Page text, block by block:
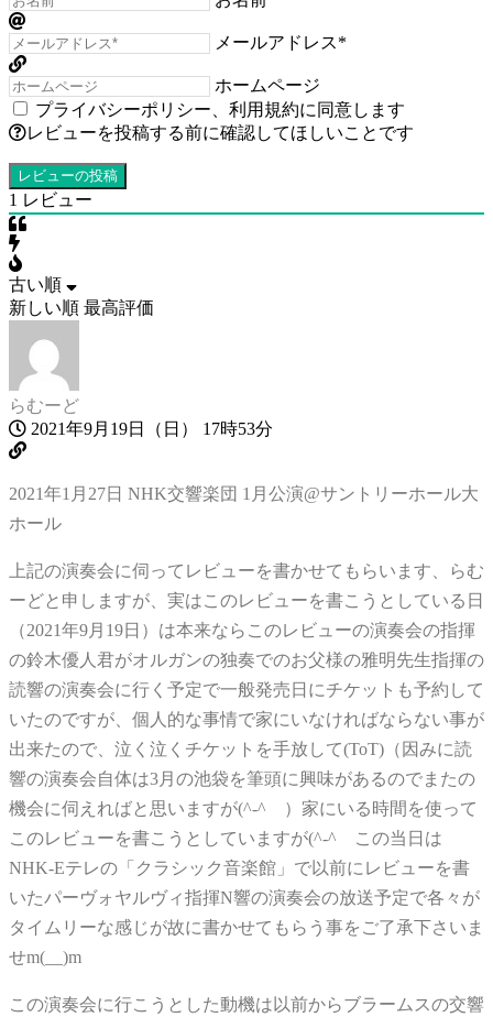
メールアドレス*
ホームページ
プライバシーポリシー
利用規約に同意します
レビューを投稿する前に確認してほしいことです
1 レビュー
古い順
新しい順 最高評価
らむーど
2021年9月19日（日） 17時53分
2021年1月27日 NHK交響楽団 1月公演@サントリーホール大
ホール
上記の演奏会に伺ってレビューを書かせてもらいます、らむ
ーどと申しますが、実はこのレビューを書こうとしている日
（2021年9月19日）は本来ならこのレビューの演奏会の指揮
の鈴木優人君がオルガンの独奏でのお父様の雅明先生指揮の
読響の演奏会に行く予定で一般発売日にチケットも予約して
いたのですが、個人的な事情で家にいなければならない事が
出来たので、泣く泣くチケットを手放して(ToT)（因みに読
響の演奏会自体は3月の池袋を筆頭に興味があるのでまたの
機会に伺えればと思いますが(^-^ゞ）家にいる時間を使って
このレビューを書こうとしていますが(^-^ゞこの当日は
NHK-Eテレの「クラシック音楽館」で以前にレビューを書
いたパーヴォヤルヴィ指揮N響の演奏会の放送予定で各々が
タイムリーな感じが故に書かせてもらう事をご了承下さいま
せm(__)m
この演奏会に行こうとした動機は以前からブラームスの交響